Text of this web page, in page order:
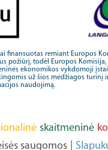
finansuotas remiant Europos
požiūrį, todėl Europos
ekonomikos vykdomoji
už šios medžiagos turinį
naudojimą.
skaitmeninė
saugomos